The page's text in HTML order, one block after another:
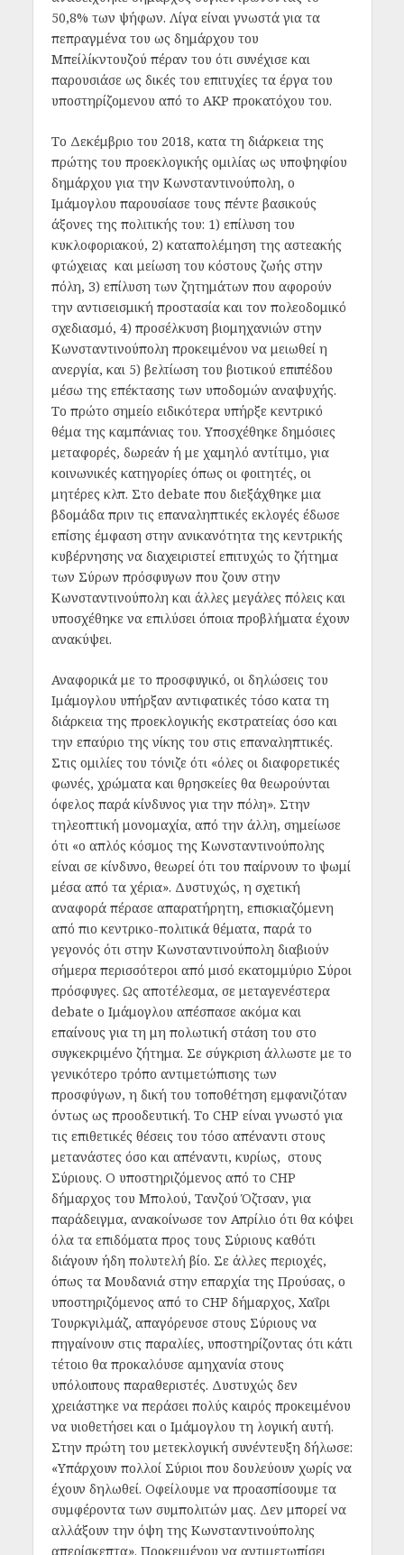
50,8% των ψήφων. Λίγα είναι γνωστά για τα
πεπραγμένα του ως δημάρχου του
Μπείλίκντουζού πέραν του ότι συνέχισε και
παρουσιάσε ως δικές του επιτυχίες τα έργα του
υποστηρίζομενου από το AKP προκατόχου του.
Το Δεκέμβριο του 2018, κατα τη διάρκεια της
πρώτης του προεκλογικής ομιλίας ως υποψηφίου
δημάρχου για την Κωνσταντινούπολη, ο
Ιμάμογλου παρουσίασε τους πέντε βασικούς
άξονες της πολιτικής του: 1) επίλυση του
κυκλοφοριακού, 2) καταπολέμηση της αστεακής
φτώχειας και μείωση του κόστους ζωής στην
πόλη, 3) επίλυση των ζητημάτων που αφορούν
την αντισεισμική προστασία και τον πολεοδομικό
σχεδιασμό, 4) προσέλκυση βιομηχανιών στην
Κωνσταντινούπολη προκειμένου να μειωθεί η
ανεργία, και 5) βελτίωση του βιοτικού επιπέδου
μέσω της επέκτασης των υποδομών αναψυχής.
Το πρώτο σημείο ειδικότερα υπήρξε κεντρικό
θέμα της καμπάνιας του. Υποσχέθηκε δημόσιες
μεταφορές, δωρεάν ή με χαμηλό αντίτιμο, για
κοινωνικές κατηγορίες όπως οι φοιτητές, οι
μητέρες κλπ. Στο debate που διεξάχθηκε μια
βδομάδα πριν τις επαναληπτικές εκλογές έδωσε
επίσης έμφαση στην ανικανότητα της κεντρικής
κυβέρνησης να διαχειριστεί επιτυχώς το ζήτημα
των Σύρων πρόσφυγων που ζουν στην
Κωνσταντινούπολη και άλλες μεγάλες πόλεις και
υποσχέθηκε να επιλύσει όποια προβλήματα έχουν
ανακύψει.
Αναφορικά με το προσφυγικό, οι δηλώσεις του
Ιμάμογλου υπήρξαν αντιφατικές τόσο κατα τη
διάρκεια της προεκλογικής εκστρατείας όσο και
την επαύριο της νίκης του στις επαναληπτικές.
Στις ομιλίες του τόνιζε ότι «όλες οι διαφορετικές
φωνές, χρώματα και θρησκείες θα θεωρούνται
όφελος παρά κίνδυνος για την πόλη». Στην
τηλεοπτική μονομαχία, από την άλλη, σημείωσε
ότι «ο απλός κόσμος της Κωνσταντινούπολης
είναι σε κίνδυνο, θεωρεί ότι του παίρνουν το ψωμί
μέσα από τα χέρια». Δυστυχώς, η σχετική
αναφορά πέρασε απαρατήρητη, επισκιαζόμενη
από πιο κεντρικο-πολιτικά θέματα, παρά το
γεγονός ότι στην Κωνσταντινούπολη διαβιούν
σήμερα περισσότεροι από μισό εκατομμύριο Σύροι
πρόσφυγες. Ως αποτέλεσμα, σε μεταγενέστερα
debate o Ιμάμογλου απέσπασε ακόμα και
επαίνους για τη μη πολωτική στάση του στο
συγκεκριμένο ζήτημα. Σε σύγκριση άλλωστε με το
γενικότερο τρόπο αντιμετώπισης των
προσφύγων, η δική του τοποθέτηση εμφανιζόταν
όντως ως προοδευτική. Το CHP είναι γνωστό για
τις επιθετικές θέσεις του τόσο απέναντι στους
μετανάστες όσο και απέναντι, κυρίως, στους
Σύριους. Ο υποστηριζόμενος από το CHP
δήμαρχος του Μπολού, Τανζού Όζτσαν, για
παράδειγμα, ανακοίνωσε τον Απρίλιο ότι θα κόψει
όλα τα επιδόματα προς τους Σύριους καθότι
διάγουν ήδη πολυτελή βίο. Σε άλλες περιοχές,
όπως τα Μουδανιά στην επαρχία της Προύσας, ο
υποστηριζόμενος από το CHP δήμαρχος, Χαΐρι
Τουρκγιλμάζ, απαγόρευσε στους Σύριους να
πηγαίνουν στις παραλίες, υποστηρίζοντας ότι κάτι
τέτοιο θα προκαλόυσε αμηχανία στους
υπόλοιπους παραθεριστές. Δυστυχώς δεν
χρειάστηκε να περάσει πολύς καιρός προκειμένου
να υιοθετήσει και ο Ιμάμογλου τη λογική αυτή.
Στην πρώτη του μετεκλογική συνέντευξη δήλωσε:
«Υπάρχουν πολλοί Σύριοι που δουλεύουν χωρίς να
έχουν δηλωθεί. Οφείλουμε να προασπίσουμε τα
συμφέροντα των συμπολιτών μας. Δεν μπορεί να
αλλάξουν την όψη της Κωνσταντινούπολης
απερίσκεπτα». Προκειμένου να αντιμετωπίσει